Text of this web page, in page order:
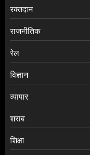
रक्तदान
राजनीतिक
रेल
विज्ञान
व्यापार
शराब
शिक्षा